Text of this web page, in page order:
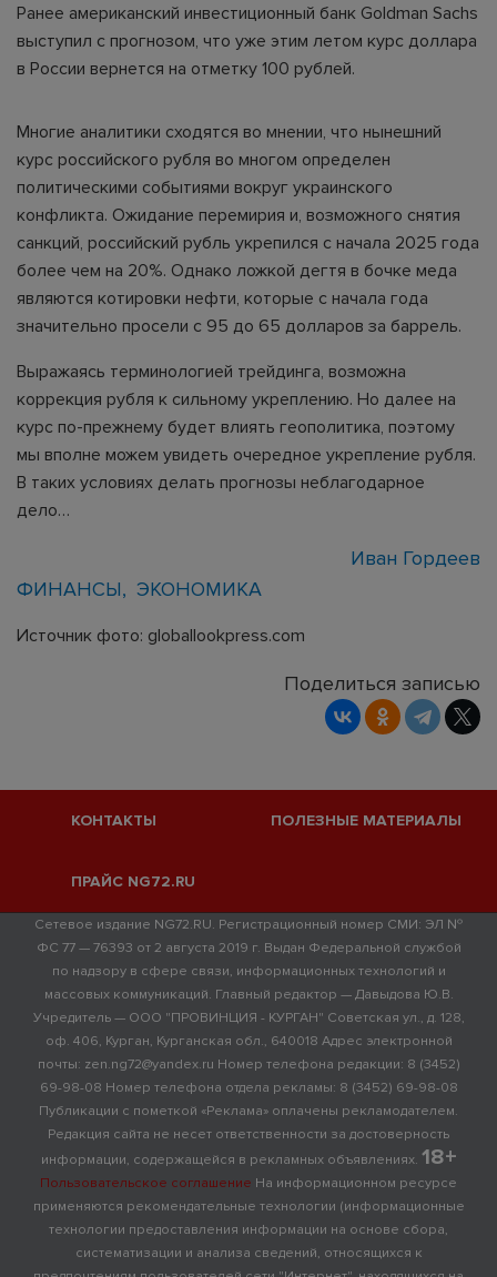
Ранее американский инвестиционный банк Goldman Sachs
выступил с прогнозом, что уже этим летом курс доллара
в России вернется на отметку 100 рублей.
Многие аналитики сходятся во мнении, что нынешний
курс российского рубля во многом определен
политическими событиями вокруг украинского
конфликта. Ожидание перемирия и, возможного снятия
санкций, российский рубль укрепился с начала 2025 года
более чем на 20%. Однако ложкой дегтя в бочке меда
являются котировки нефти, которые с начала года
значительно просели с 95 до 65 долларов за баррель.
Выражаясь терминологией трейдинга, возможна
коррекция рубля к сильному укреплению. Но далее на
курс по-прежнему будет влиять геополитика, поэтому
мы вполне можем увидеть очередное укрепление рубля.
В таких условиях делать прогнозы неблагодарное
дело…
Иван Гордеев
ФИНАНСЫ
ЭКОНОМИКА
Источник фото: globallookpress.com
Поделиться записью
КОНТАКТЫ ПОЛЕЗНЫЕ МАТЕРИАЛЫ
ПРАЙС NG72.RU
Сетевое издание NG72.RU. Регистрационный номер СМИ: ЭЛ №
ФС 77 — 76393 от 2 августа 2019 г. Выдан Федеральной службой
по надзору в сфере связи, информационных технологий и
массовых коммуникаций. Главный редактор — Давыдова Ю.В.
Учредитель — ООО "ПРОВИНЦИЯ - КУРГАН" Советская ул., д. 128,
оф. 406, Курган, Курганская обл., 640018 Адрес электронной
почты: zen.ng72@yandex.ru Номер телефона редакции: 8 (3452)
69-98-08 Номер телефона отдела рекламы: 8 (3452) 69-98-08
Публикации с пометкой «Реклама» оплачены рекламодателем.
Редакция сайта не несет ответственности за достоверность
информации, содержащейся в рекламных объявлениях. 18+
Пользовательское соглашение На информационном ресурсе
применяются рекомендательные технологии (информационные
технологии предоставления информации на основе сбора,
систематизации и анализа сведений, относящихся к